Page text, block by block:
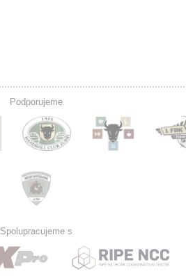
Podporujeme
Spolupracujeme s